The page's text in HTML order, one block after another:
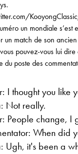
un mondiale
un match de son
pouvez-vous lui
du poste des
I thought you like
Not really.
People change, I
When did
Ugh, it's been a